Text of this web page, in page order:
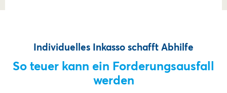
Individuelles Inkasso schafft Abhilfe
So teuer kann ein Forderungsausfall
werden